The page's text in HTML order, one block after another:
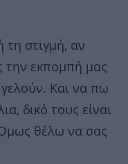
τη στιγμή, αν
την εκπομπή μας
Και να πω
δικό τους είναι
Όμως θέλω να σας